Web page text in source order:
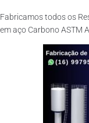
Fabricamos todos os
em aço Carbono ASTM